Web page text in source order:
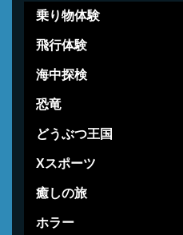
乗り物体験
飛行体験
海中探検
恐竜
どうぶつ王国
Xスポーツ
癒しの旅
ホラー